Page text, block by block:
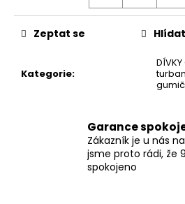
Kategorie:
Zeptat se Hlídat
Garance
Zákazník je u nás
jsme proto rádi, že
spokojeno
e
ŠATY